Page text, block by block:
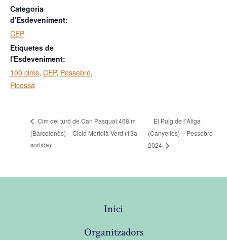
Categoria
d'Esdeveniment:
CEP
Etiquetes de
l'Esdeveniment:
100 cims, CEP, Pessebre,
Picossa
Cim del turó de Can Pasqual 468 m
(Barcelonès) – Cicle Meridià Verd (13a
sortida)
El Puig de l’Àliga
(Canyelles) – Pessebre
2024
Inici
Organitzadors